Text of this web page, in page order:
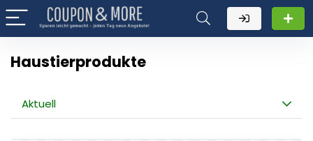
Haustierprodukte
Aktuell